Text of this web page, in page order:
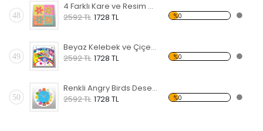
48
4 Farklı Kare ve Resim Desenli Dekoratif Duvar Saati
2592 TL 1728 TL %0
49
Beyaz Kelebek ve Çiçek Desenli Dekoratif Duvar Saati
2592 TL 1728 TL %0
50
Renkli Angry Birds Desenli Dekoratif Duvar Saati
2592 TL 1728 TL %0